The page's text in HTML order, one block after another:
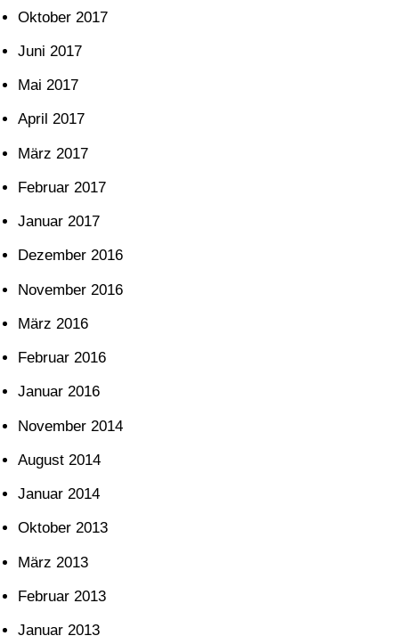
Oktober 2017
Juni 2017
Mai 2017
April 2017
März 2017
Februar 2017
Januar 2017
Dezember 2016
November 2016
März 2016
Februar 2016
Januar 2016
November 2014
August 2014
Januar 2014
Oktober 2013
März 2013
Februar 2013
Januar 2013